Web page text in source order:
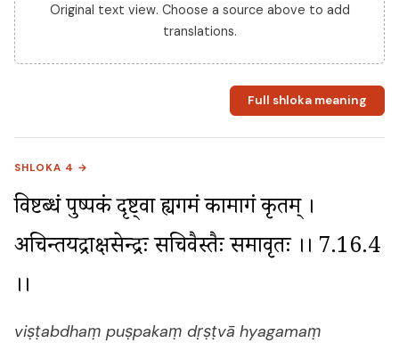
Original text view. Choose a source above to add
translations.
Full shloka meaning
SHLOKA 4 →
विष्टब्धं पुष्पकं दृष्ट्वा ह्यगमं कामागं कृतम् ।
अचिन्तयद्राक्षसेन्द्रः सचिवैस्तैः समावृतः ।। 7.16.4
।।
viṣṭabdhaṃ puṣpakaṃ dṛṣṭvā hyagamaṃ